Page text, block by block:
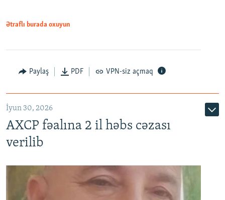
Ətraflı burada oxuyun
Paylaş PDF VPN-siz açmaq
İyun 30, 2026
AXCP fəalına 2 il həbs cəzası
verilib